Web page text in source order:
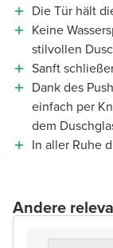
Die Tür hält
Keine
stilvollen
Sanft
Dank des
einfach per
dem
In aller Ruhe
Andere